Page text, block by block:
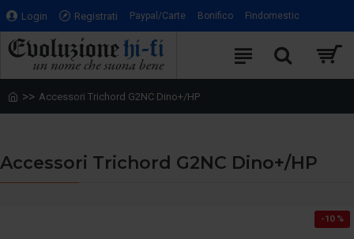
Login Registrati Paypal/Carte Bonifico Findomestic
Accessori Trichord G2NC Dino+/HP
Accessori Trichord G2NC Dino+/HP
-10 %